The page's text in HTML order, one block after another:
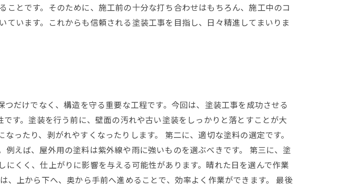
とです。そのために、施工前の十分な打ち合わせはもちろん、施工中のコ
います。これからも信頼される塗装工事を目指し、日々精進してまいりま
だけでなく、構造を守る重要な工程です。今回は、塗装工事を成功させる
す。塗装を行う前に、壁面の汚れや古い塗装をしっかりと落とすことが大
ったり、剥がれやすくなったりします。 第二に、適切な塗料の選定です。
えば、屋外用の塗料は紫外線や雨に強いものを選ぶべきです。 第三に、塗
くく、仕上がりに影響を与える可能性があります。晴れた日を選んで作業
上から下へ、奥から手前へ進めることで、効率よく作業ができます。 最後